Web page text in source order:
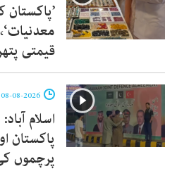
’پاکستان
قیمتی
اسلام
پاکستان
پرچموں